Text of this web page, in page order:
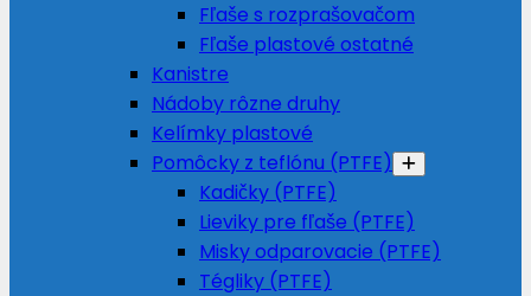
Fľaše s rozprašovačom
Fľaše plastové ostatné
Kanistre
Nádoby rôzne druhy
Kelímky plastové
Pomôcky z teflónu (PTFE)
Kadičky (PTFE)
Lieviky pre fľaše (PTFE)
Misky odparovacie (PTFE)
Tégliky (PTFE)